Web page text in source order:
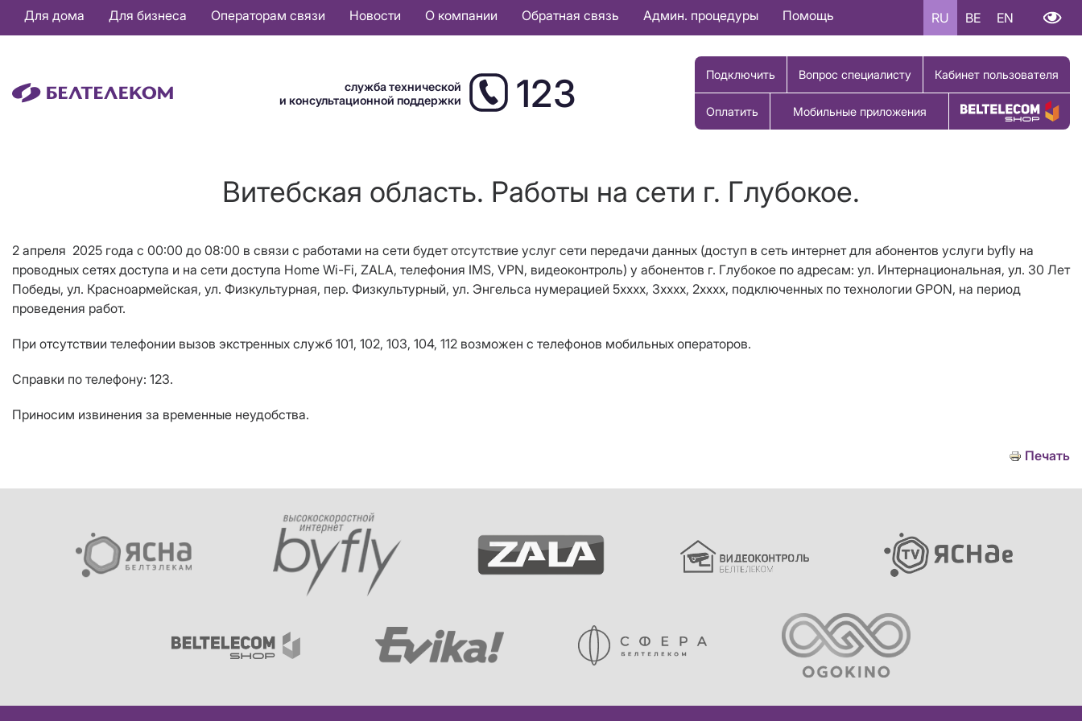
Основная
навигация
Для дома Для бизнеса Операторам связи Новости О компании Обратная связь Админ. процедуры Помощь RU BE EN
служба технической
и консультационной поддержки
123 Подключить Вопрос специалисту Кабинет пользователя
Оплатить Мобильные приложения Купить товар
Витебская область. Работы на сети г. Глубокое.
2 апреля 2025 года с 00:00 до 08:00 в связи с работами на сети будет отсутствие услуг сети передачи данных (доступ в сеть интернет для абонентов услуги byfly на
проводных сетях доступа и на сети доступа Home Wi-Fi, ZALA, телефония IMS, VPN, видеоконтроль) у абонентов г. Глубокое по адресам: ул. Интернациональная, ул. 30 Лет
Победы, ул. Красноармейская, ул. Физкультурная, пер. Физкультурный, ул. Энгельса нумерацией 5хххх, 3хххх, 2хххх, подключенных по технологии GPON, на период
проведения работ.
При отсутствии телефонии вызов экстренных служб 101, 102, 103, 104, 112 возможен с телефонов мобильных операторов.
Справки по телефону: 123.
Приносим извинения за временные неудобства.
Печать